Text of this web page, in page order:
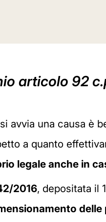
articolo 92
avvia una causa è
a quanto
legale anche in
2016, depositata il